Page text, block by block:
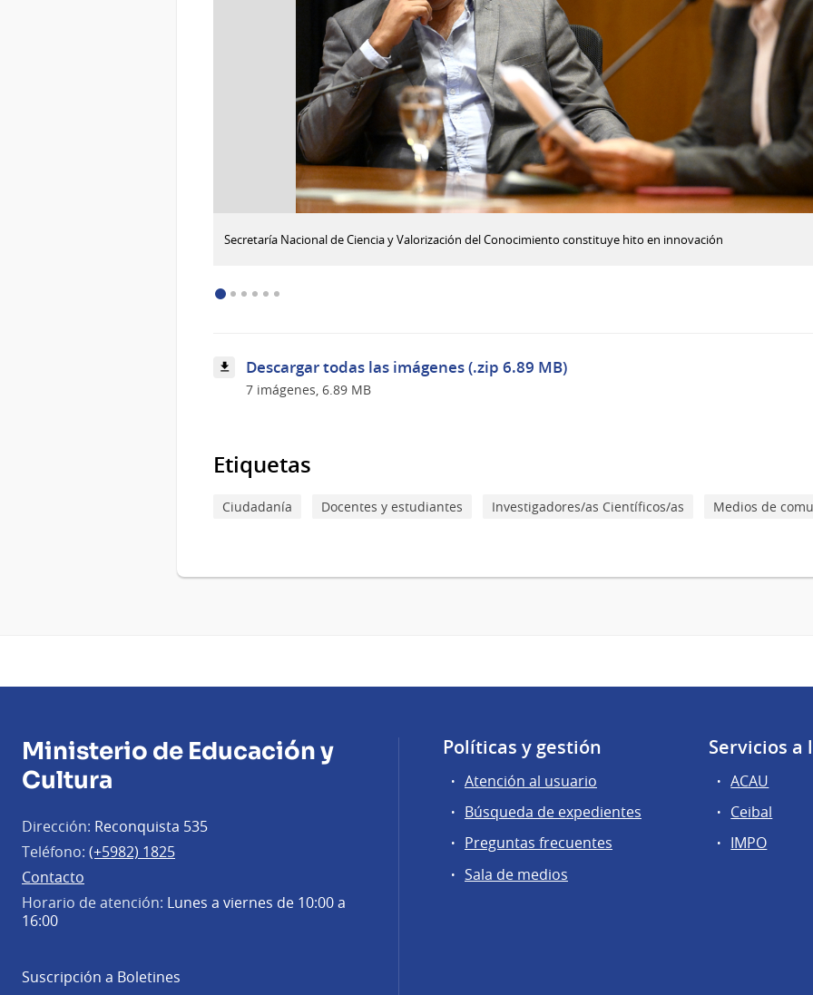
Ciencia
Conocimiento
Secretaría Nacional de Ciencia y Valorización del Conocimiento constituye hito en innovación
Descargar todas las imágenes (.zip 6.89 MB)
7 imágenes, 6.89 MB
Etiquetas
Ciudadanía Docentes y estudiantes Investigadores/as Científicos/as Medios de
Ministerio de Educación y
Cultura
Dirección: Reconquista 535
Teléfono: (+5982) 1825
Contacto
Horario de atención: Lunes a viernes de 10:00 a
16:00
Suscripción a Boletines
Políticas y gestión
Atención al usuario
Búsqueda de expedientes
Preguntas frecuentes
Sala de medios
Servicios a
ACAU
Ceibal
IMPO